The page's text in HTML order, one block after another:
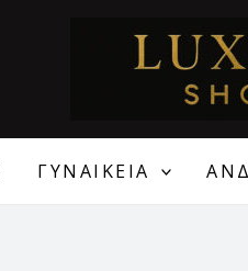
ΓΥΝΑΙΚΕΙΑ